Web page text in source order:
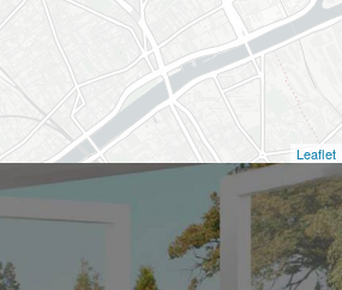
Leaflet